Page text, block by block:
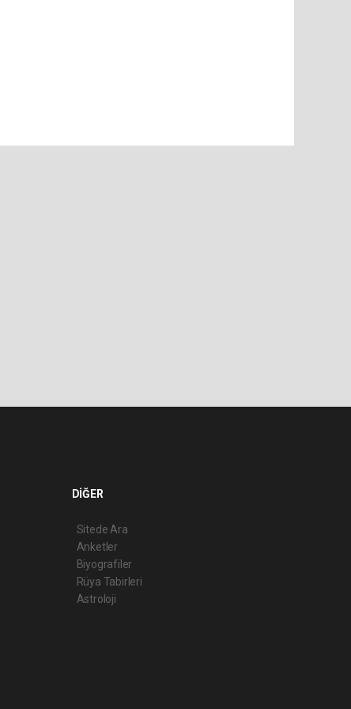
DİĞER
Sitede Ara
Anketler
Biyografiler
Rüya Tabirleri
Astroloji